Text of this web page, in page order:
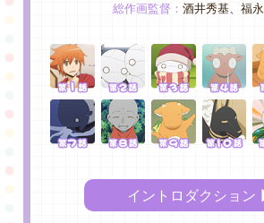
総作画監督：酒井秀基、福
イントロダクション